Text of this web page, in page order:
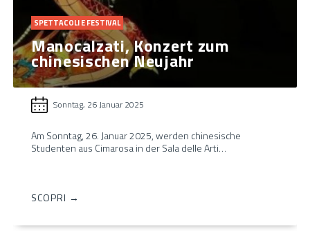
SPETTACOLI E FESTIVAL
Manocalzati, Konzert zum
chinesischen Neujahr
Sonntag, 26 Januar 2025
Am Sonntag, 26. Januar 2025, werden chinesische
Studenten aus Cimarosa in der Sala delle Arti…
SCOPRI →